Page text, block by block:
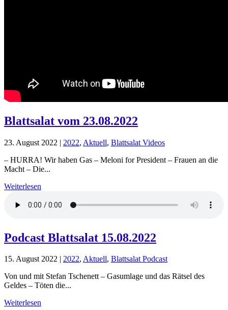
Blattsalat vom 23.08.2022
23. August 2022 | 2022, Aktuell, Blattsalat Videos
– HURRA! Wir haben Gas – Meloni for President – Frauen an die
Macht – Die...
Weiterlesen
Podcast Blattsalat 15.08.2022
15. August 2022 2022, Aktuell, Blattsalat Podcast
Von und mit Stefan Tschenett – Gasumlage und das Rätsel des
Geldes – Töten die...
Weiterlesen